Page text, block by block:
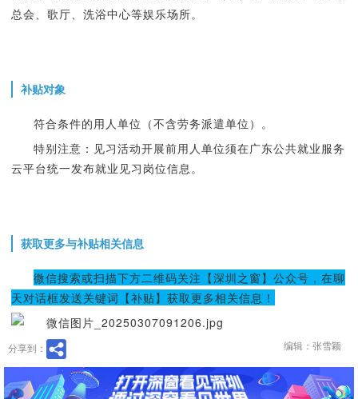
总会、歌厅、洗浴中心等娱乐场所。
补贴对象
符合条件的用人单位（不含劳务派遣单位）。
特别注意：见习活动开展前用人单位须在广东公共就业服务
云平台统一发布就业见习岗位信息。
获取更多与补贴相关信息
微信搜索或扫描下方二维码关注【深圳之窗】公众号，在聊
天对话框发送关键词【补贴】获取更多相关信息！
分享到： 编辑：张雪颖